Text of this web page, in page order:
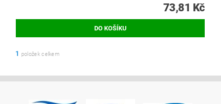
73,81 Kč
1 položek celkem